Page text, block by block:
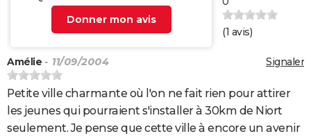
Donner mon avis
(1 avis)
Signaler
Amélie - 11/09/2004
Petite ville charmante où l'on ne fait rien pour attirer
les jeunes qui pourraient s'installer à 30km de Niort
seulement. Je pense que cette ville à encore un avenir